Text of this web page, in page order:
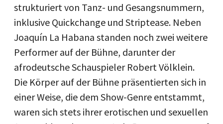
strukturiert von Tanz- und Gesangsnummern,
inklusive Quickchange und Striptease. Neben
Joaquín La Habana standen noch zwei weitere
Performer auf der Bühne, darunter der
afrodeutsche Schauspieler Robert Völklein.
Die Körper auf der Bühne präsentierten sich in
einer Weise, die dem Show-Genre entstammt,
waren sich stets ihrer erotischen und sexuellen